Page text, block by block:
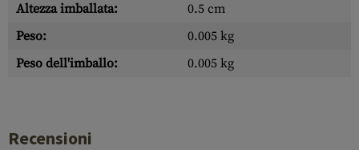
Altezza imballata:
0.5 cm
Peso:
0.005 kg
Peso dell'imballo:
0.005 kg
Recensioni